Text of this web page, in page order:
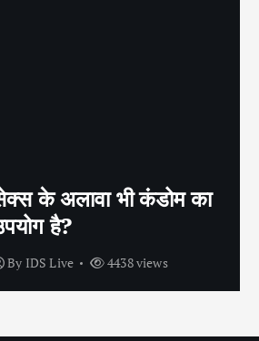
शीघ्रपतन से छुटकारा,
अपनाएं ये घरेलु उपाय
ByIDS Live 5207 views